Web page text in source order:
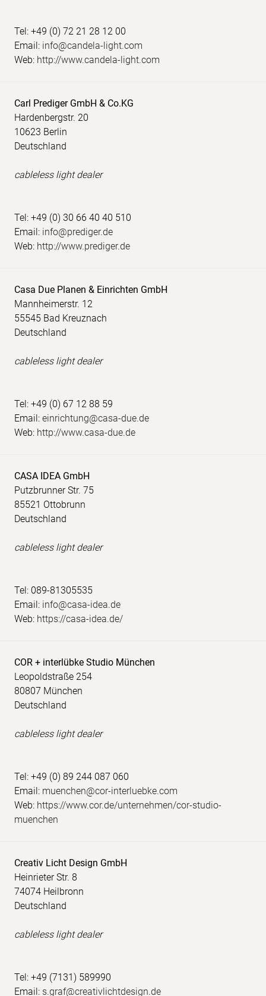
Tel: +49 (0) 72 21 28 12 00
Email: info@candela-light.com
Web: http://www.candela-light.com
Carl Prediger GmbH & Co.KG
Hardenbergstr. 20
10623 Berlin
Deutschland
cableless light dealer
Tel: +49 (0) 30 66 40 40 510
Email: info@prediger.de
Web: http://www.prediger.de
Casa Due Planen & Einrichten GmbH
Mannheimerstr. 12
55545 Bad Kreuznach
Deutschland
cableless light dealer
Tel: +49 (0) 67 12 88 59
Email: einrichtung@casa-due.de
Web: http://www.casa-due.de
CASA IDEA GmbH
Putzbrunner Str. 75
85521 Ottobrunn
Deutschland
cableless light dealer
Tel: 089-81305535
Email: info@casa-idea.de
Web: https://casa-idea.de/
COR + interlübke Studio München
Leopoldstraße 254
80807 München
Deutschland
cableless light dealer
Tel: +49 (0) 89 244 087 060
Email: muenchen@cor-interluebke.com
Web: https://www.cor.de/unternehmen/cor-studio-
muenchen
Creativ Licht Design GmbH
Heinrieter Str. 8
74074 Heilbronn
Deutschland
cableless light dealer
Tel: +49 (7131) 589990
Email: s.graf@creativlichtdesign.de